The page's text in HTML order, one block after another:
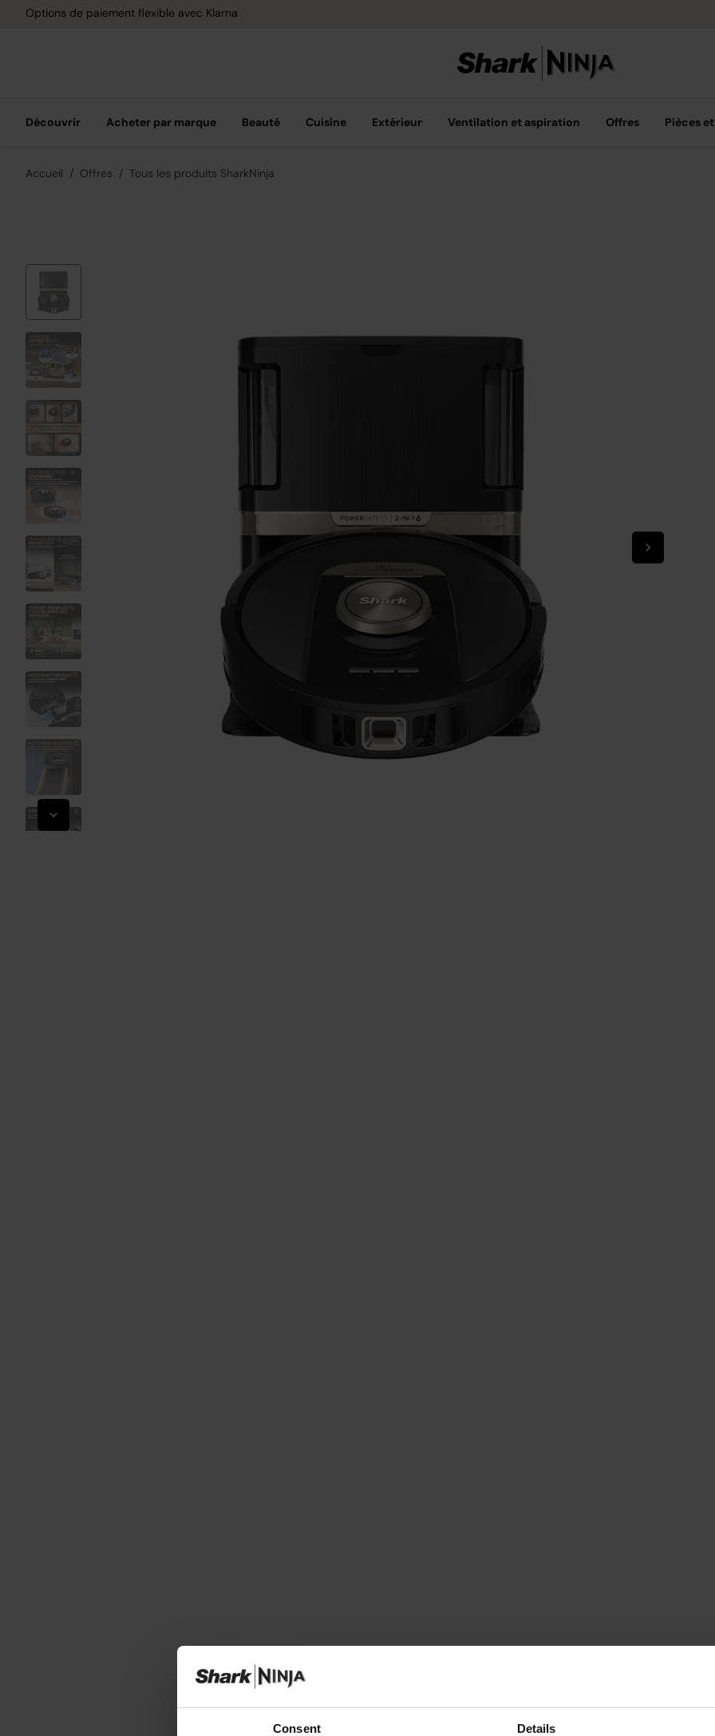
Consent Details
Options de paiement flexible avec Klarna Livraison
Découvrir Acheter par marque Beauté Cuisine Extérieur Ventilation et aspiration Offres Pièces
Accueil Offres Tous les produits SharkNinja